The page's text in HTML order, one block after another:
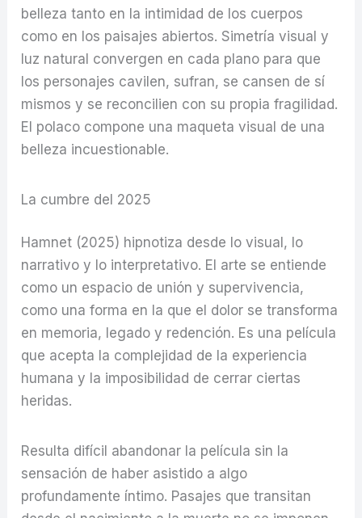
belleza tanto en la intimidad de los cuerpos
como en los paisajes abiertos. Simetría visual y
luz natural convergen en cada plano para que
los personajes cavilen, sufran, se cansen de sí
mismos y se reconcilien con su propia fragilidad.
El polaco compone una maqueta visual de una
belleza incuestionable.
La cumbre del 2025
Hamnet (2025) hipnotiza desde lo visual, lo
narrativo y lo interpretativo. El arte se entiende
como un espacio de unión y supervivencia,
como una forma en la que el dolor se transforma
en memoria, legado y redención. Es una película
que acepta la complejidad de la experiencia
humana y la imposibilidad de cerrar ciertas
heridas.
Resulta difícil abandonar la película sin la
sensación de haber asistido a algo
profundamente íntimo. Pasajes que transitan